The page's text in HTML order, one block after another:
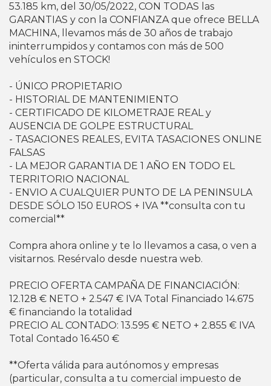
53.185 km, del 30/05/2022, CON TODAS las
GARANTIAS y con la CONFIANZA que ofrece BELLA
MACHINA, llevamos más de 30 años de trabajo
ininterrumpidos y contamos con más de 500
vehículos en STOCK!
- ÚNICO PROPIETARIO
- HISTORIAL DE MANTENIMIENTO
- CERTIFICADO DE KILOMETRAJE REAL y
AUSENCIA DE GOLPE ESTRUCTURAL
- TASACIONES REALES, EVITA TASACIONES ONLINE
FALSAS
- LA MEJOR GARANTIA DE 1 AÑO EN TODO EL
TERRITORIO NACIONAL
- ENVIO A CUALQUIER PUNTO DE LA PENINSULA
DESDE SÓLO 150 EUROS + IVA **consulta con tu
comercial**
Compra ahora online y te lo llevamos a casa, o ven a
visitarnos. Resérvalo desde nuestra web.
PRECIO OFERTA CAMPAÑA DE FINANCIACIÓN:
12.128 € NETO + 2.547 € IVA Total Financiado 14.675
€ financiando la totalidad
PRECIO AL CONTADO: 13.595 € NETO + 2.855 € IVA
Total Contado 16.450 €
**Oferta válida para autónomos y empresas
(particular, consulta a tu comercial impuesto de